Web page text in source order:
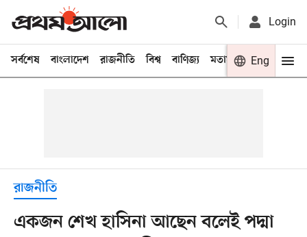
Login
সর্বশেষ বাংলাদেশ রাজনীতি বিশ্ব বাণিজ্য মতামত খেলা
Eng
রাজনীতি
একজন শেখ হাসিনা আছেন বলেই পদ্মা